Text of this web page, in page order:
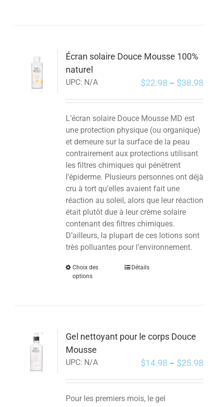
Écran solaire Douce Mousse 100%
naturel
UPC: N/A $22.98 – $38.98
L’écran solaire Douce Mousse MD est
une protection physique (ou organique)
et demeure sur la surface de la peau
contrairement aux protections utilisant
les filtres chimiques qui pénètrent
l’épiderme. Plusieurs personnes ont déjà
cru à tort qu’elles avaient fait une
réaction au soleil, alors que leur réaction
était plutôt due à leur crème solaire
contenant des filtres chimiques.
D’ailleurs, la plupart de ces lotions sont
très polluantes pour l’environnement.
Choix des
options
Détails
Gel nettoyant pour le corps Douce
Mousse
UPC: N/A $14.98 – $25.98
Pour les premiers mois, le gel